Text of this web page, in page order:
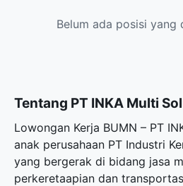
Belum ada posisi yang
Tentang PT INKA Multi
Lowongan Kerja BUMN – PT
anak perusahaan PT Industri
yang bergerak di bidang jasa
perkeretaapian dan